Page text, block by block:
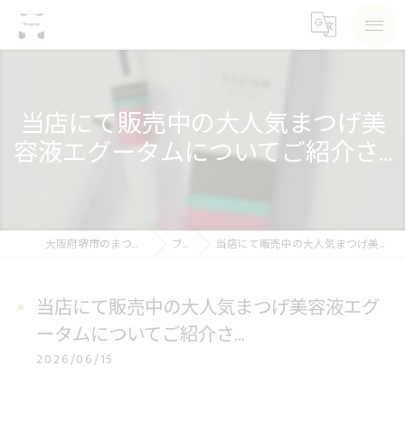
当店にて販売中の大人気まつげ美
容液エグータムについてご紹介さ...
大阪府堺市のまつげパーマならSea pear ブログ 当店にて販売中の大人気まつげ美容液エグータムについてご紹介さ...
当店にて販売中の大人気まつげ美容液エグ
ータムについてご紹介さ...
2026/06/15